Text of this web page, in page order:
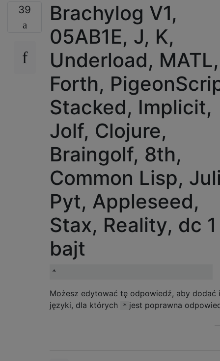
39
Brachylog V1,
05AB1E, J, K,
Underload, MATL,
Forth,
Stacked, Implicit,
Jolf, Clojure,
Braingolf, 8th,
Common Lisp,
Pyt, Appleseed,
Stax, Reality, dc 1
bajt
Możesz edytować tę odpowiedź, aby dodać
języki, dla których
* jest poprawna